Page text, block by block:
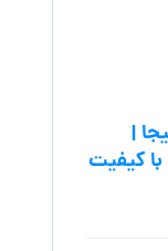
|
کیفیت